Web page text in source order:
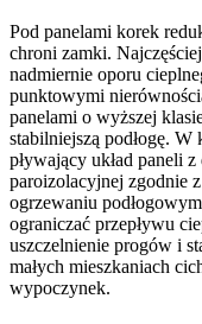
Pod panelami korek
chroni zamki.
nadmiernie oporu
punktowymi
panelami o wyższej
stabilniejszą podłogę.
pływający układ paneli
paroizolacyjnej zgodnie
ogrzewaniu
ograniczać przepływu
uszczelnienie progów i
małych mieszkaniach
wypoczynek.